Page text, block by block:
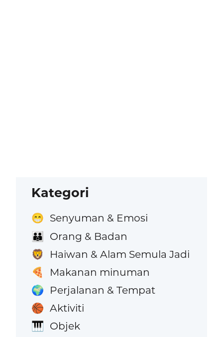
Kategori
😁 Senyuman & Emosi
👪 Orang & Badan
🦁 Haiwan & Alam Semula Jadi
🍕 Makanan minuman
🌍 Perjalanan & Tempat
🏀 Aktiviti
🎹 Objek